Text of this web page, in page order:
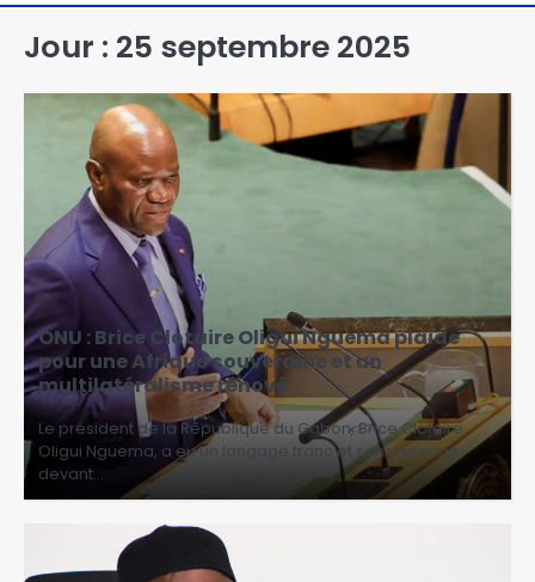
Jour : 25 septembre 2025
ONU : Brice Clotaire Oligui Nguema plaide
pour une Afrique souveraine et un
multilatéralisme rénové
Le président de la République du Gabon, Brice Clotaire
Oligui Nguema, a eu un langage franc et sans retenue
devant…